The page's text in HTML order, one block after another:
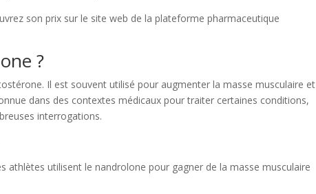
son prix sur le site web de la plateforme pharmaceutique
?
Il est souvent utilisé pour augmenter la masse musculaire et
dans des contextes médicaux pour traiter certaines conditions,
interrogations.
athlètes utilisent le nandrolone pour gagner de la masse musculaire